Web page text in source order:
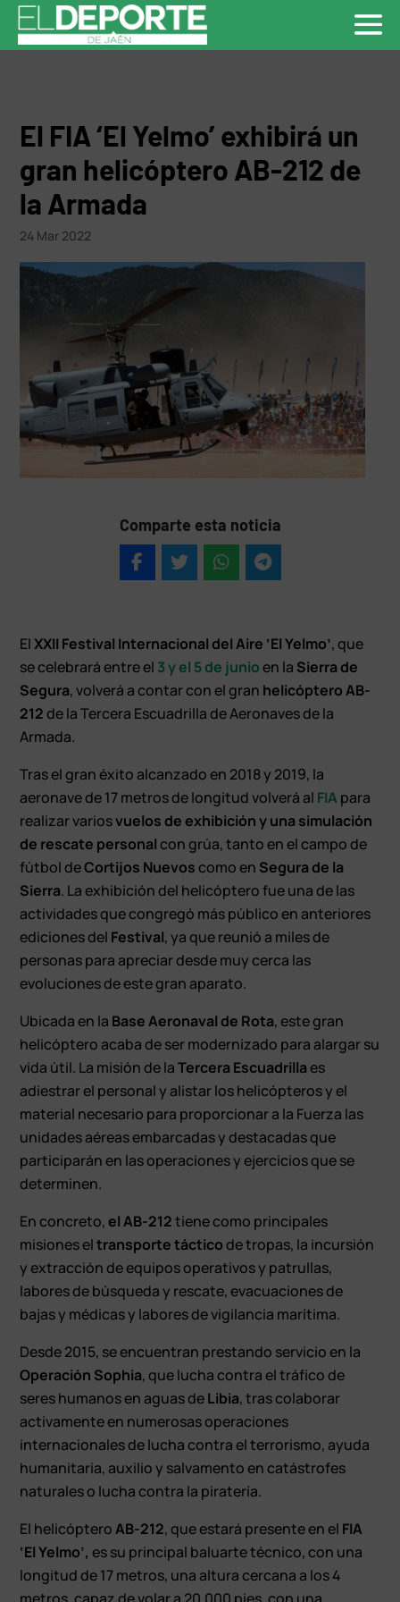
El FIA ‘El Yelmo’ exhibirá un
gran helicóptero AB-212 de
la Armada
24 Mar 2022
Comparte esta noticia
ElXXII Festival Internacional del Aire ‘El Yelmo’, que
se celebrará entre el 3 y el 5 de junioen la Sierra de
Segura, volverá a contar con el gran helicóptero AB-
212de la Tercera Escuadrilla de Aeronaves de la
Armada.
Tras el gran éxito alcanzado en 2018 y 2019, la
aeronave de 17 metros de longitud volverá al FIA para
realizar variosvuelos de exhibición y una simulación
de rescate personalcon grúa, tanto en el campo de
fútbol deCortijos Nuevoscomo en Segura de la
Sierra. La exhibición del helicóptero fue una de las
actividades que congregó más público en anteriores
ediciones del Festival, ya que reunió a miles de
personas para apreciar desde muy cerca las
evoluciones de este gran aparato.
Ubicada en la Base Aeronaval de Rota, este gran
helicóptero acaba de ser modernizado para alargar su
vida útil. La misión de laTercera Escuadrillaes
adiestrar el personal y alistar los helicópteros y el
material necesario para proporcionar a la Fuerza las
unidades aéreas embarcadas y destacadas que
participarán en las operaciones y ejercicios que se
determinen.
En concreto,el AB-212tiene como principales
misiones eltransporte tácticode tropas, la incursión
y extracción de equipos operativos y patrullas,
labores de búsqueda y rescate, evacuaciones de
bajas y médicas y labores de vigilancia marítima.
Desde 2015, se encuentran prestando servicio en la
Operación Sophia, que lucha contra el tráfico de
seres humanos en aguas deLibia, tras colaborar
activamente en numerosas operaciones
internacionales de lucha contra el terrorismo, ayuda
humanitaria, auxilio y salvamento en catástrofes
naturales o lucha contra la piratería.
El helicópteroAB-212, que estará presente en el FIA
‘El Yelmo’, es su principal baluarte técnico, con una
longitud de 17 metros, una altura cercana a los 4